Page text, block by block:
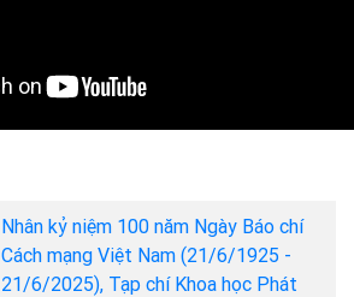
Nhân kỷ niệm 100 năm Ngày Báo chí
Cách mạng Việt Nam (21/6/1925 -
21/6/2025), Tạp chí Khoa học Phát